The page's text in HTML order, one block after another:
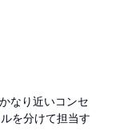
なり近いコンセ
を分けて担当す